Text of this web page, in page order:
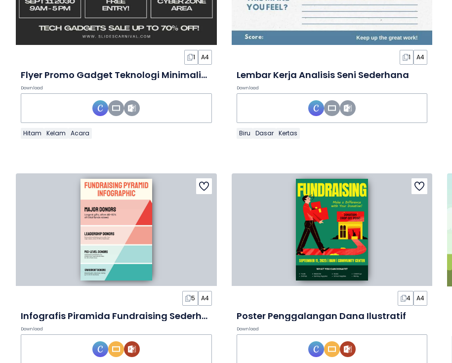
1 A4
Flyer Promo Gadget Teknologi Minimalis untuk Cyber Monday dalam Slide
Download
Hitam Kelam Acara
1 A4
Lembar Kerja Analisis Seni Sederhana
Download
Biru Dasar Kertas
5 A4
Infografis Piramida Fundraising Sederhana dalam Slide
Download
4 A4
Poster Penggalangan Dana Ilustratif
Download